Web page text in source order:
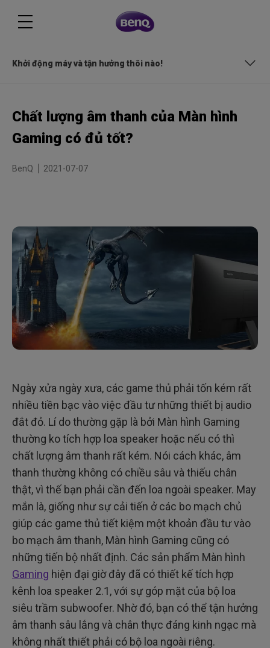
Khởi động máy và tận hưởng thôi nào!
Âm thanh cực kỳ quan trọng khi tận hưởng giải trí và gaming
Chất lượng âm thanh của Màn hình
Gaming có đủ tốt?
BenQ 2021-07-07
Ngày xửa ngày xưa, các game thủ phải tốn kém rất
nhiều tiền bạc vào việc đầu tư những thiết bị audio
đắt đỏ. Lí do thường gặp là bởi Màn hình Gaming
thường ko tích hợp loa speaker hoặc nếu có thì
chất lượng âm thanh rất kém. Nói cách khác, âm
thanh thường không có chiều sâu và thiếu chân
thật, vì thế bạn phải cần đến loa ngoài speaker. May
mắn là, giống như sự cải tiến ở các bo mạch chủ
giúp các game thủ tiết kiệm một khoản đầu tư vào
bo mạch âm thanh, Màn hình Gaming cũng có
những tiến bộ nhất định. Các sản phẩm Màn hình
Gaming hiện đại giờ đây đã có thiết kế tích hợp
kênh loa speaker 2.1, với sự góp mặt của bộ loa
siêu trầm subwoofer. Nhờ đó, bạn có thể tận hưởng
âm thanh sâu lắng và chân thực đáng kinh ngạc mà
không nhất thiết phải có bộ loa ngoài riêng.